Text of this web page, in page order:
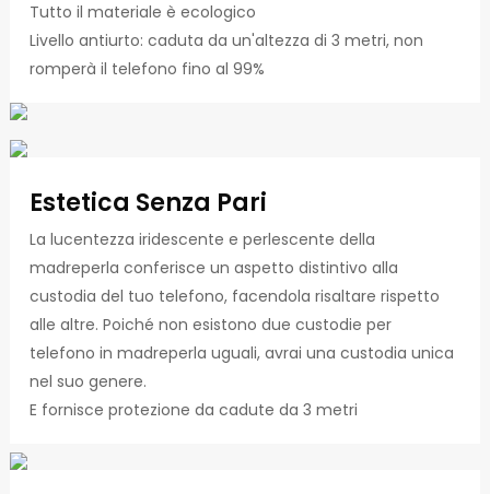
Tutto il materiale è ecologico
Livello antiurto: caduta da un'altezza di 3 metri, non
romperà il telefono fino al 99%
Estetica Senza Pari
La lucentezza iridescente e perlescente della
madreperla conferisce un aspetto distintivo alla
custodia del tuo telefono, facendola risaltare rispetto
alle altre. Poiché non esistono due custodie per
telefono in madreperla uguali, avrai una custodia unica
nel suo genere.
E fornisce protezione da cadute da 3 metri